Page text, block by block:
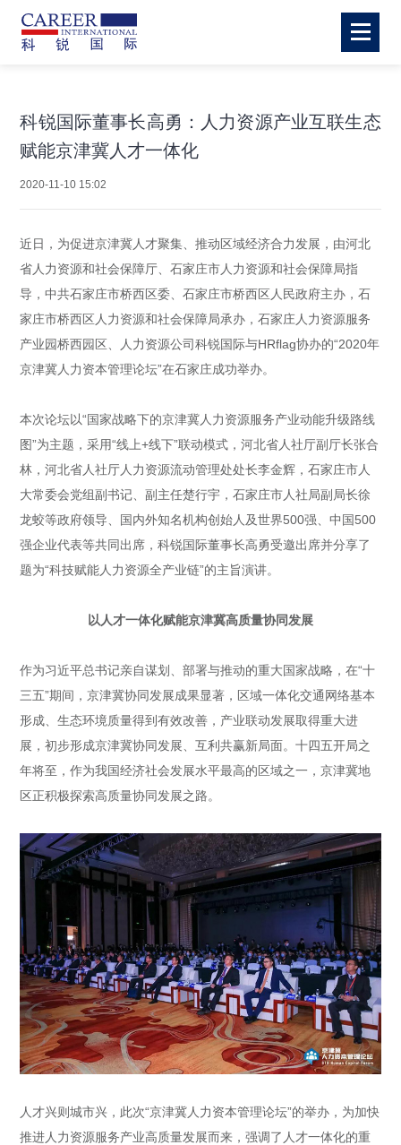
科锐国际董事长高勇：人力资源产业互联生态
赋能京津冀人才一体化
2020-11-10 15:02
近日，为促进京津冀人才聚集、推动区域经济合力发展，由河北
省人力资源和社会保障厅、石家庄市人力资源和社会保障局指
导，中共石家庄市桥西区委、石家庄市桥西区人民政府主办，石
家庄市桥西区人力资源和社会保障局承办，石家庄人力资源服务
产业园桥西园区、
人力资源公司科锐国际与HRflag协办的“2020年
京津冀人力资本管理论坛”在石家庄成功举办。
本次论坛以“国家战略下的京津冀人力资源服务产业动能升级路线
图”为主题，采用“线上+线下”联动模式，河北省人社厅副厅长张合
林，河北省人社厅人力资源流动管理处处长李金辉，石家庄市人
大常委会党组副书记、副主任楚行宇，石家庄市人社局副局长徐
龙蛟等政府领导、国内外知名机构创始人及世界500强、中国500
强企业代表等共同出席，科锐国际董事长高勇受邀出席并分享了
题为“科技赋能人力资源全产业链”的主旨演讲。
以人才一体化赋能京津冀高质量协同发展
作为习近平总书记亲自谋划、部署与推动的重大国家战略，在“十
三五”期间，京津冀协同发展成果显著，区域一体化交通网络基本
形成、生态环境质量得到有效改善，产业联动发展取得重大进
展，初步形成京津冀协同发展、互利共赢新局面。十四五开局之
年将至，作为我国经济社会发展水平最高的区域之一，京津冀地
区正积极探索高质量协同发展之路。
人才兴则城市兴，此次“京津冀人力资本管理论坛”的举办，为加快
推进人力资源服务产业高质量发展而来，强调了人才一体化的重